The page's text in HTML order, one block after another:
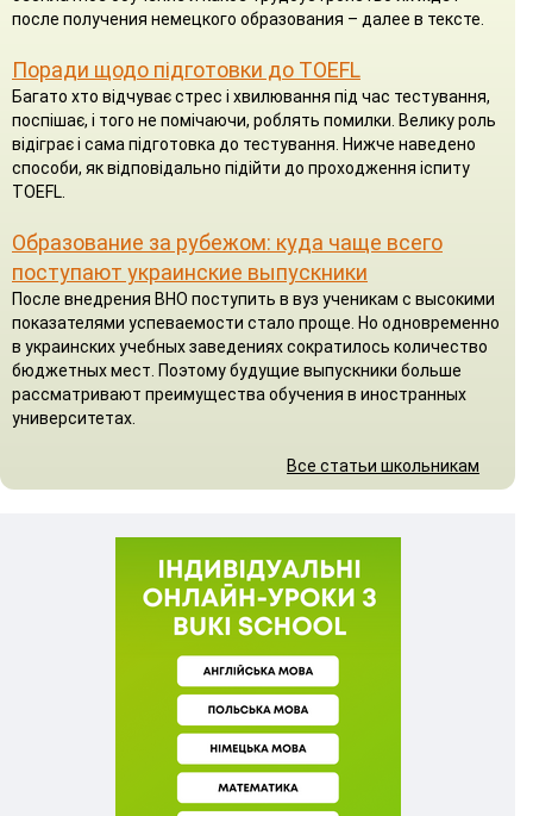
после получения немецкого образования – далее в тексте.
Поради щодо підготовки до TOEFL
Багато хто відчуває стрес і хвилювання під час тестування,
поспішає, і того не помічаючи, роблять помилки. Велику роль
відіграє і сама підготовка до тестування. Нижче наведено
способи, як відповідально підійти до проходження іспиту
TOEFL.
Образование за рубежом: куда чаще всего
поступают украинские выпускники
После внедрения ВНО поступить в вуз ученикам с высокими
показателями успеваемости стало проще. Но одновременно
в украинских учебных заведениях сократилось количество
бюджетных мест. Поэтому будущие выпускники больше
рассматривают преимущества обучения в иностранных
университетах.
Все статьи школьникам